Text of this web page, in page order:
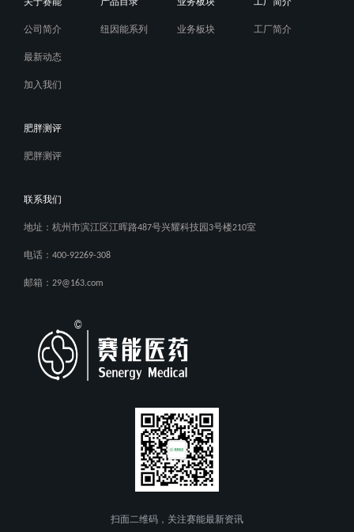
关于赛能
公司简介
最新动态
加入我们
产品目录
纽因能系列
业务板块
业务板块
工厂简介
工厂简介
肥胖测评
肥胖测评
联系我们
地址：杭州市滨江区江晖路487号兴耀科技园3号楼210室
电话：400-92269-308
邮箱：29@163.com
扫面二维码，关注赛能最新资讯